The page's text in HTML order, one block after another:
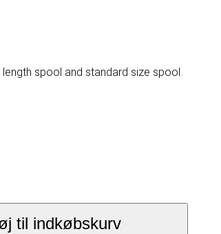
spool and standard size spool.
til indkøbskurv